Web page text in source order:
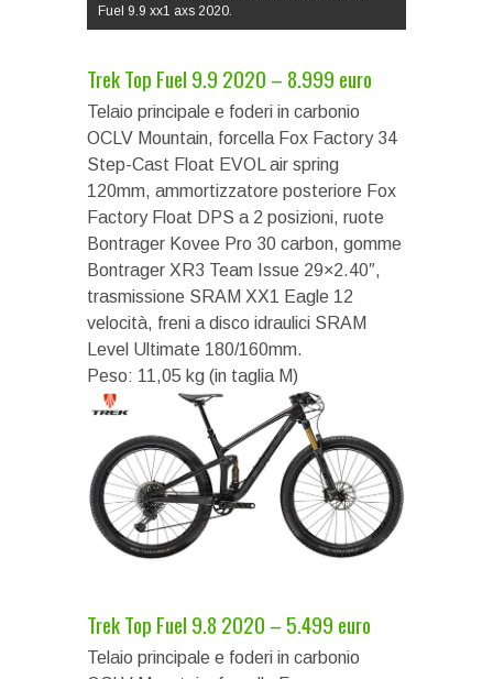
Fuel 9.9 xx1 axs 2020.
Trek Top Fuel 9.9 2020 – 8.999 euro
Telaio principale e foderi in carbonio
OCLV Mountain, forcella Fox Factory 34
Step-Cast Float EVOL air spring
120mm, ammortizzatore posteriore Fox
Factory Float DPS a 2 posizioni, ruote
Bontrager Kovee Pro 30 carbon, gomme
Bontrager XR3 Team Issue 29×2.40″,
trasmissione SRAM XX1 Eagle 12
velocità, freni a disco idraulici SRAM
Level Ultimate 180/160mm.
Peso: 11,05 kg (in taglia M)
Trek Top Fuel 9.8 2020 – 5.499 euro
Telaio principale e foderi in carbonio